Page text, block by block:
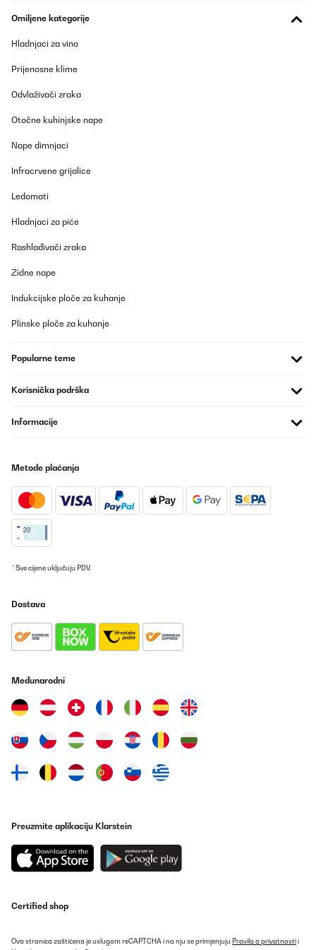
POTVRĐENI PREGLED
Genial, por fin di con una buena a buen precio. Genial para
encantado y muy bonito el diseño rojo metal
Kitchenaid aus Gußeisen ist, ist sie sehr leicht. Durch die
bekommt man ein gut funktionierendes Teil.
02/10/2025
Ich war wirklich skeptisch und habe lange gezögert, dieses Gerät
zu kaufen - aber ich bin positiv überrascht und kann die
funktionieren gut - auch bei schwerem Teig. Ich backe Brot mit
auch größere Teigmengen bewältigen. Man muss zwischendurch
Küchenmaschinen sind auch laut. Und diese ist nicht
ungewöhnlich laut, sondern für die leichte Bauweise in Ordnung.
Ich bin der Meinung, dass man für dieses Geld eine absolut gute
Amazon-Benutzer
Prevedi
Nachdem wir uns aus ungünsten finanziellen Gründen für diese
Kenwood, mit der man auch Nudeln machen kann, ein Traum,
Preis sollte die Maschine vor allem eins können: Teig kneten.Und
das tut sie! Wir backen wöchentlich Brot und Brötchen – von
normalen Broten über Fladenbrot bis hin zu festem Sauerteig –
neigt der Teig zwar manchmal dazu, sich am Haken
hochzuziehen, und der Haken könnte insgesamt etwas besser an
Problem. Auch für Eischnee habe ich sie verwendet und das
Ergebnis war perfekt.Die Optik im Stil der 50er und 60er Jahre
Omiljene kategorije
Hladnjaci za vino
Prijenosne klime
Odvlaživači zraka
Otočne kuhinjske nape
Nape dimnjaci
Infracrvene grijalice
Ledomati
Hladnjaci za piće
Rashlađivači zraka
Zidne nape
Indukcijske ploče za kuhanje
Plinske ploče za kuhanje
Popularne teme
Korisnička podrška
Informacije
Metode plaćanja
* Sve cijene uključuju PDV.
Dostava
Međunarodni
Preuzmite aplikaciju Klarstein
Certified shop
Ova stranica zaštićena je uslugom reCAPTCHA i na nju se primjenjuju Pravila o privatnostii